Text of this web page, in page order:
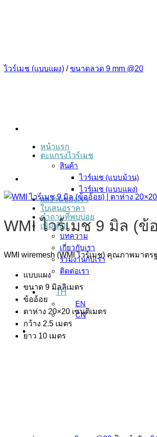
หน้าแรก
ตะแกรงไวร์เมช
สินค้า
ไวร์เมช (แบบม้วน)
ไวร์เมช (แบบแผง)
ผลงานของเรา
ใบเสนอราคา
คำถามที่พบบ่อย
เพิ่มเติม
บทความ
เกี่ยวกับเรา
ร่วมงานกับเรา
ติดต่อเรา
TH
EN
CN
ไวร์เมช (แบบแผง) / ขนาดลวด 9 mm @20
WMI ไวร์เมช 9 มิล (
WMI wiremesh (WMI ไวร์เมช) คุณภาพมาต
แบบแผง
ขนาด 9 มิลลิเมตร
ข้ออ้อย
ตาห่าง 20×20 เซนติเมตร
กว้าง 2.5 เมตร
ยาว 10 เมตร